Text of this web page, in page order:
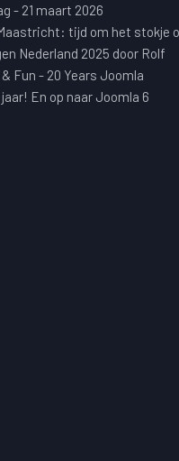
- 21 maart 2026
tijd om het stokje
Nederland 2025 door Rolf
Fun - 20 Years Joomla
En op naar Joomla 6